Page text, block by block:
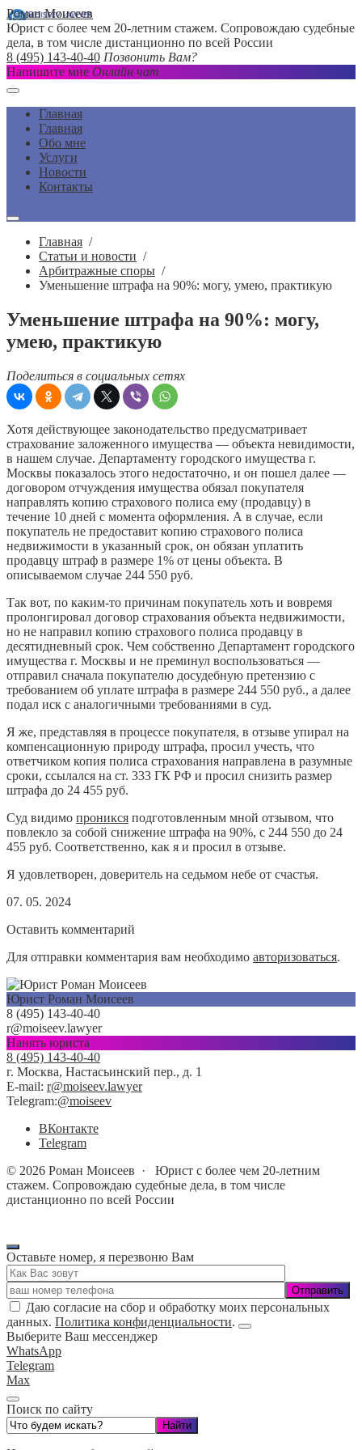
Роман Моисеев
Юрист с более чем 20-летним стажем. Сопровождаю судебные
дела, в том числе дистанционно по всей России
8 (495) 143-40-40 Позвонить Вам?
Напишите мне Онлайн чат
Главная
Главная
Обо мне
Услуги
Новости
Контакты
Главная /
Статьи и новости /
Арбитражные споры /
Уменьшение штрафа на 90%: могу, умею, практикую
Уменьшение штрафа на 90%: могу,
умею, практикую
Поделиться в социальных сетях
Хотя действующее законодательство предусматривает
страхование заложенного имущества — объекта невидимости,
в нашем случае. Департаменту городского имущества г.
Москвы показалось этого недостаточно, и он пошел далее —
договором отчуждения имущества обязал покупателя
направлять копию страхового полиса ему (продавцу) в
течение 10 дней с момента оформления. А в случае, если
покупатель не предоставит копию страхового полиса
недвижимости в указанный срок, он обязан уплатить
продавцу штраф в размере 1% от цены объекта. В
описываемом случае 244 550 руб.
Так вот, по каким-то причинам покупатель хоть и вовремя
пролонгировал договор страхования объекта недвижимости,
но не направил копию страхового полиса продавцу в
десятидневный срок. Чем собственно Департамент городского
имущества г. Москвы и не преминул воспользоваться —
отправил сначала покупателю досудебную претензию с
требованием об уплате штрафа в размере 244 550 руб., а далее
подал иск с аналогичными требованиями в суд.
Я же, представляя в процессе покупателя, в отзыве упирал на
компенсационную природу штрафа, просил учесть, что
ответчиком копия полиса страхования направлена в разумные
сроки, ссылался на ст. 333 ГК РФ и просил снизить размер
штрафа до 24 455 руб.
Суд видимо проникся подготовленным мной отзывом, что
повлекло за собой снижение штрафа на 90%, с 244 550 до 24
455 руб. Соответственно, как я и просил в отзыве.
Я удовлетворен, доверитель на седьмом небе от счастья.
07. 05. 2024
Оставить комментарий
Для отправки комментария вам необходимо авторизоваться.
Юрист Роман Моисеев
8 (495) 143-40-40
r@moiseev.lawyer
Нанять юриста
8 (495) 143-40-40
г. Москва, Настасьинский пер., д. 1
E-mail: r@moiseev.lawyer
Telegram:@moiseev
BКонтакте
Telegram
© 2026 Роман Моисеев · Юрист с более чем 20-летним
стажем. Сопровождаю судебные дела, в том числе
дистанционно по всей России
Оставьте номер, я перезвоню Вам
Даю согласие на сбор и обработку моих персональных
данных. Политика конфиденциальности.
Выберите Ваш мессенджер
WhatsApp
Telegram
Max
Поиск по сайту